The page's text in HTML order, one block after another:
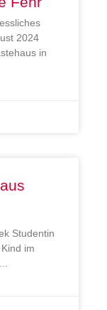
2024
in
Studentin
im